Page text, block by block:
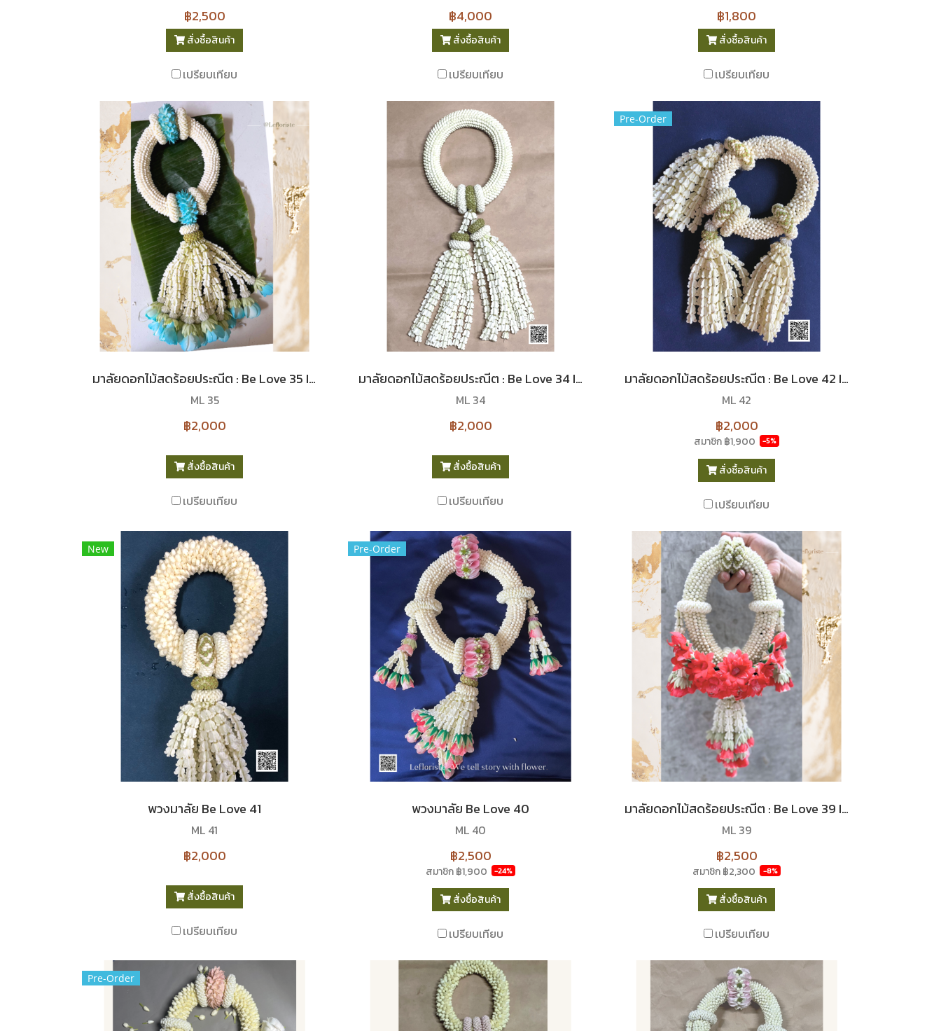
฿2,500
สั่งซื้อสินค้า
เปรียบเทียบ
฿4,000
สั่งซื้อสินค้า
เปรียบเทียบ
฿1,800
สั่งซื้อสินค้า
เปรียบเทียบ
มาลัยดอกไม้สดร้อยประณีต : Be Love 35 I Le Floriste
ML 35
฿2,000
สั่งซื้อสินค้า
เปรียบเทียบ
มาลัยดอกไม้สดร้อยประณีต : Be Love 34 I Le Floriste
ML 34
฿2,000
สั่งซื้อสินค้า
เปรียบเทียบ
Pre-Order
มาลัยดอกไม้สดร้อยประณีต : Be Love 42 I Le Floriste
ML 42
฿2,000
สมาชิก฿1,900 -5%
สั่งซื้อสินค้า
เปรียบเทียบ
New
พวงมาลัย Be Love 41
ML 41
฿2,000
สั่งซื้อสินค้า
เปรียบเทียบ
Pre-Order
พวงมาลัย Be Love 40
ML 40
฿2,500
สมาชิก฿1,900 -24%
สั่งซื้อสินค้า
เปรียบเทียบ
มาลัยดอกไม้สดร้อยประณีต : Be Love 39 I Le Floriste
ML 39
฿2,500
สมาชิก฿2,300 -8%
สั่งซื้อสินค้า
เปรียบเทียบ
Pre-Order